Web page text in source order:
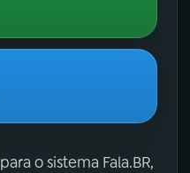
o sistema Fala.BR,